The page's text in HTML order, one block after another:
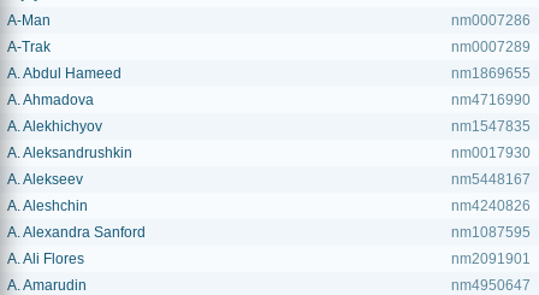
A-Man
nm0007286
A-Trak
nm0007289
A. Abdul Hameed
nm1869655
A. Ahmadova
nm4716990
A. Alekhichyov
nm1547835
A. Aleksandrushkin
nm0017930
A. Alekseev
nm5448167
A. Aleshchin
nm4240826
A. Alexandra Sanford
nm1087595
A. Ali Flores
nm2091901
A. Amarudin
nm4950647